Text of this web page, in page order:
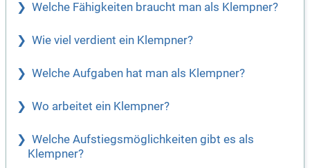
Welche Fähigkeiten braucht man als Klempner?
Wie viel verdient ein Klempner?
Welche Aufgaben hat man als Klempner?
Wo arbeitet ein Klempner?
Welche Aufstiegsmöglichkeiten gibt es als
Klempner?